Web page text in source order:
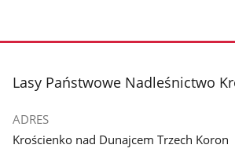
stopka
Lasy Państwowe Nadleśnictwo
ADRES
Krościenko nad Dunajcem Trzech Koron